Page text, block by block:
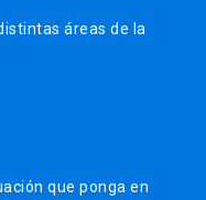
áreas de la
que ponga en